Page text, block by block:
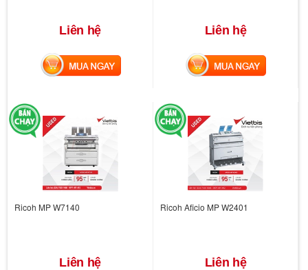
Liên hệ
MUA NGAY
Liên hệ
MUA NGAY
Ricoh MP W7140
Liên hệ
Ricoh Aficio MP W2401
Liên hệ